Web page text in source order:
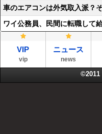
車のエアコンは外気取入派？
ワイ公務員、民間に転職して
VIP
vip
ニュース
news
©2011